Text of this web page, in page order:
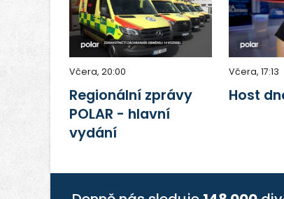
Včera, 20:00
Regionální zprávy
POLAR - hlavní
vydání
Včera, 17:13
Host